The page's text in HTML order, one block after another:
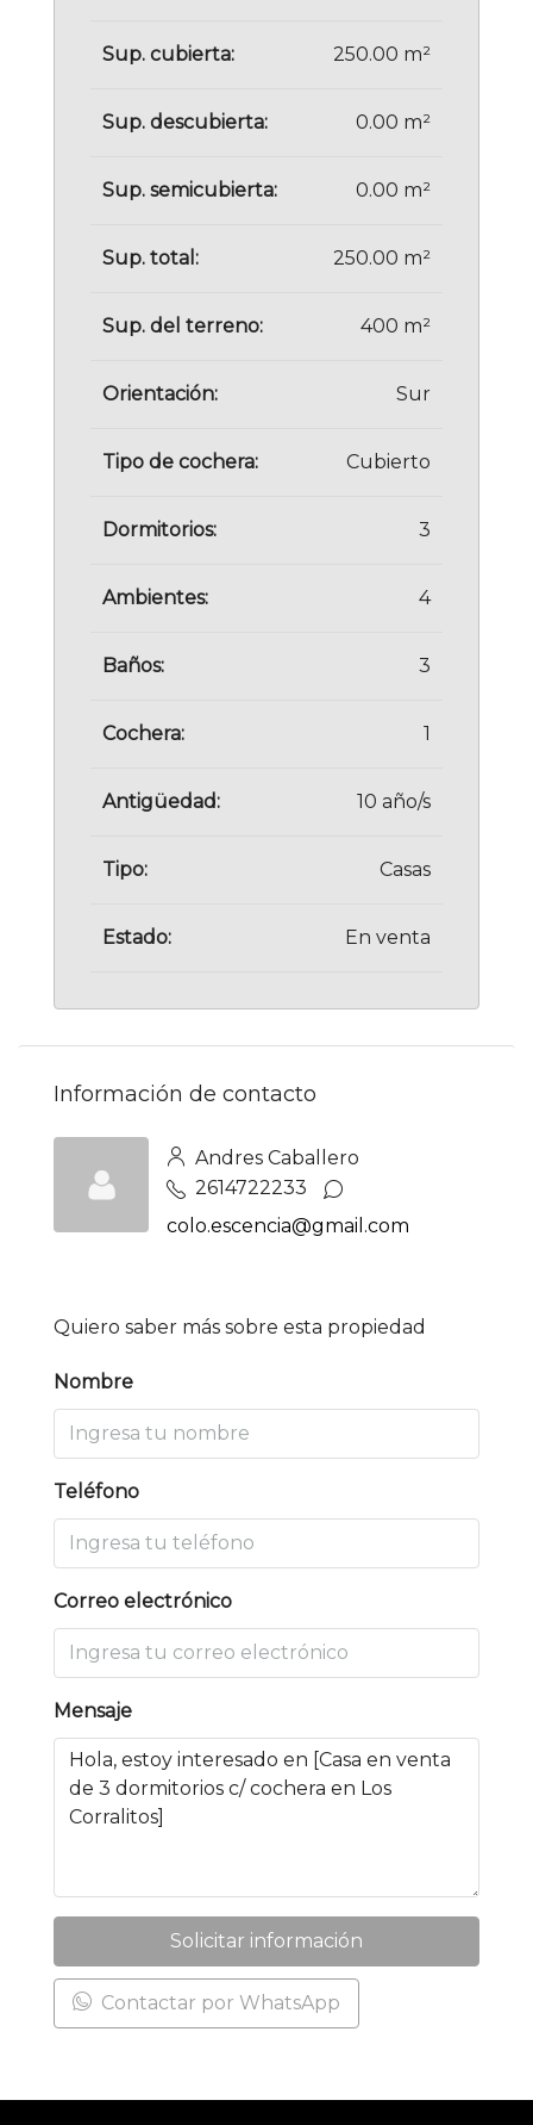
Sup. cubierta: 250.00 m²
Sup. descubierta: 0.00 m²
Sup. semicubierta: 0.00 m²
Sup. total: 250.00 m²
Sup. del terreno: 400 m²
Orientación: Sur
Tipo de cochera: Cubierto
Dormitorios: 3
Ambientes: 4
Baños: 3
Cochera: 1
Antigüedad: 10 año/s
Tipo: Casas
Estado: En venta
Información de contacto
Andres Caballero
2614722233
colo.escencia@gmail.com
Quiero saber más sobre esta propiedad
Nombre
Teléfono
Correo electrónico
Mensaje
Solicitar información
Contactar por WhatsApp